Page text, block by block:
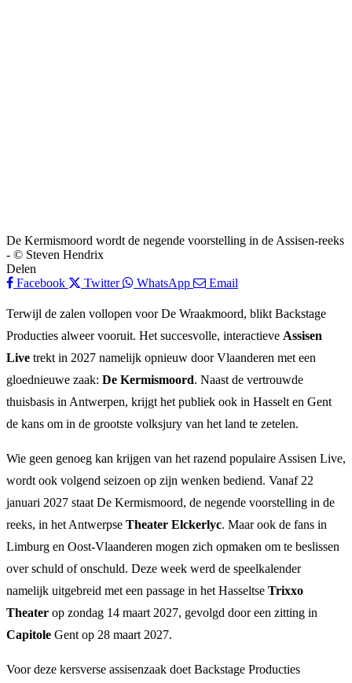
De Kermismoord wordt de negende voorstelling in de Assisen-reeks
- © Steven Hendrix
Delen
Facebook
Twitter WhatsApp Email
Terwijl de zalen vollopen voor De Wraakmoord, blikt Backstage
Producties alweer vooruit. Het succesvolle, interactieve Assisen
Live trekt in 2027 namelijk opnieuw door Vlaanderen met een
gloednieuwe zaak: De Kermismoord. Naast de vertrouwde
thuisbasis in Antwerpen, krijgt het publiek ook in Hasselt en Gent
de kans om in de grootste volksjury van het land te zetelen.
Wie geen genoeg kan krijgen van het razend populaire Assisen Live,
wordt ook volgend seizoen op zijn wenken bediend. Vanaf 22
januari 2027 staat De Kermismoord, de negende voorstelling in de
reeks, in het Antwerpse Theater Elckerlyc. Maar ook de fans in
Limburg en Oost-Vlaanderen mogen zich opmaken om te beslissen
over schuld of onschuld. Deze week werd de speelkalender
namelijk uitgebreid met een passage in het Hasseltse Trixxo
Theater op zondag 14 maart 2027, gevolgd door een zitting in
Capitole Gent op 28 maart 2027.
Voor deze kersverse assisenzaak doet Backstage Producties